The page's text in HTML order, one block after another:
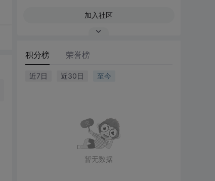
加入社区
积分榜 荣誉榜
近7日 近30日 至今
暂无数据